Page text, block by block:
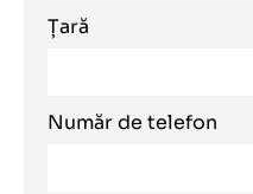
Țară
Număr de telefon